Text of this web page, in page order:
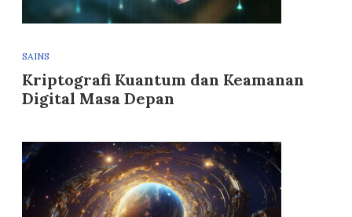
SAINS
Kriptografi Kuantum dan Keamanan
Digital Masa Depan